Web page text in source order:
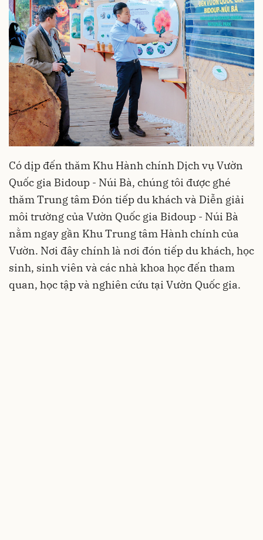
Có dịp đến thăm Khu Hành chính Dịch vụ Vườn
Quốc gia Bidoup - Núi Bà, chúng tôi được ghé
thăm Trung tâm Đón tiếp du khách và Diễn giải
môi trường của Vườn Quốc gia Bidoup - Núi Bà
nằm ngay gần Khu Trung tâm Hành chính của
Vườn. Nơi đây chính là nơi đón tiếp du khách, học
sinh, sinh viên và các nhà khoa học đến tham
quan, học tập và nghiên cứu tại Vườn Quốc gia.